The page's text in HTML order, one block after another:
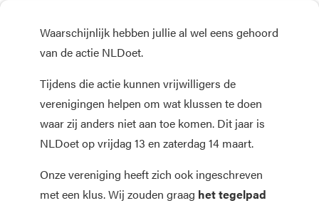
Waarschijnlijk hebben jullie al wel eens gehoord
van de actie NLDoet.
Tijdens die actie kunnen vrijwilligers de
verenigingen helpen om wat klussen te doen
waar zij anders niet aan toe komen. Dit jaar is
NLDoet op vrijdag 13 en zaterdag 14 maart.
Onze vereniging heeft zich ook ingeschreven
met een klus. Wij zouden graag het tegelpad